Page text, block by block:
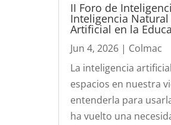
II Foro de
Inteligencia Natural
Artificial en la
Jun 4, 2026 | Colmac
La inteligencia
espacios en nuestra
entenderla para
ha vuelto una